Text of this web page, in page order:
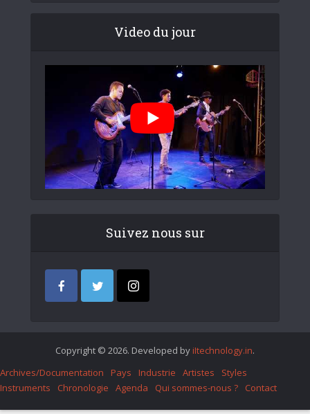
Video du jour
Suivez nous sur
Copyright © 2026. Developed by iItechnology.in.
Archives/Documentation
Pays Industrie Artistes
Styles
Instruments
Chronologie Agenda Qui sommes-nous ? Contact